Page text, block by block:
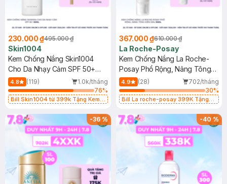
230.000 ₫495.000 ₫
Skin1004
Kem Chống Nắng Skin1004
Cho Da Nhạy Cảm SPF 50+
50ml
4.8 (119)
1.0k/tháng
76%
Bill Skin1004 từ 399k Tặng Kem
SPF 50+ 20ml (SL Có Hạn)
367.000 ₫610.000 ₫
La Roche-Posay
Kem Chống Nắng La Roche-
Posay Phổ Rộng, Nâng Tông
Kiềm Dầu 50ml
4.9 (28)
702/tháng
30%
Bill La roche-posay 399K Tặng
(SL có hạn)
-36% -40%